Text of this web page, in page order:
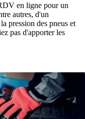
en ligne pour un
autres, d'un
pression des pneus et
pas d'apporter les